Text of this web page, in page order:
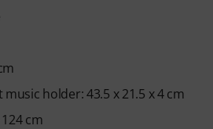
holder: 43.5 x 21.5 x 4 cm
cm